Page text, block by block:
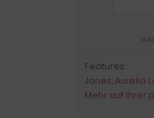
inkl.
Features:
Jones, Aurelia
Mehr auf Ihrer